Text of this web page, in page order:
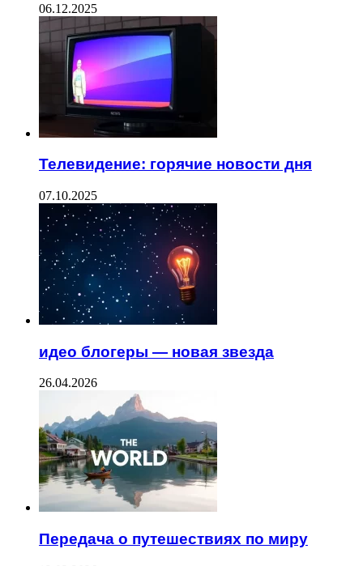
06.12.2025
Телевидение: горячие новости дня
07.10.2025
идео блогеры — новая звезда
26.04.2026
Передача о путешествиях по миру